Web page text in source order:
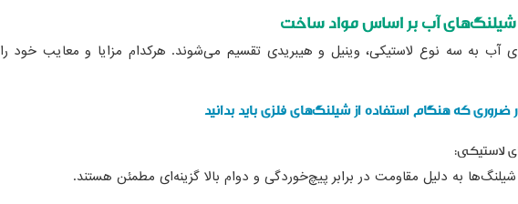
آب به سه نوع لاستیکی، وینیل و هیبریدی تقسیم می‌شوند. هرکدام مزایا و معایب خود را
لاستیکی:
به دلیل مقاومت در برابر پیچ‌خوردگی و دوام بالا گزینه‌ای مطمئن هستند.